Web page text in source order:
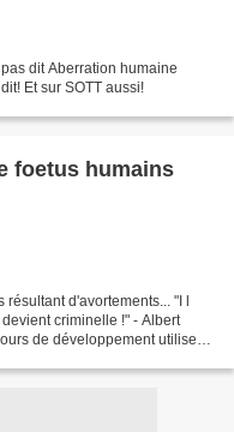
dit Aberration humaine
Et sur SOTT aussi!
foetus humains
d'avortements... "I l
criminelle !" - Albert
de développement utilisent